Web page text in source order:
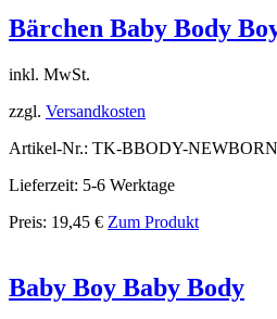
Bärchen Baby Body
inkl. MwSt.
zzgl. Versandkosten
Artikel-Nr.: TK-BBODY-
Lieferzeit: 5-6 Werktage
Preis: 19,45 € Zum Produkt
Baby Boy Baby Body